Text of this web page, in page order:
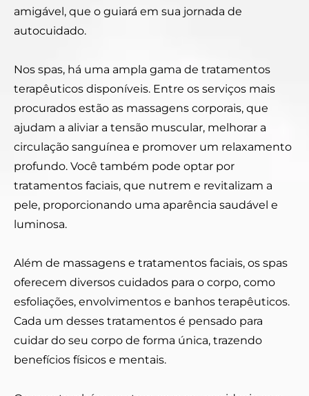
amigável, que o guiará em sua jornada de
autocuidado.
Nos spas, há uma ampla gama de tratamentos
terapêuticos disponíveis. Entre os serviços mais
procurados estão as massagens corporais, que
ajudam a aliviar a tensão muscular, melhorar a
circulação sanguínea e promover um relaxamento
profundo. Você também pode optar por
tratamentos faciais, que nutrem e revitalizam a
pele, proporcionando uma aparência saudável e
luminosa.
Além de massagens e tratamentos faciais, os spas
oferecem diversos cuidados para o corpo, como
esfoliações, envolvimentos e banhos terapêuticos.
Cada um desses tratamentos é pensado para
cuidar do seu corpo de forma única, trazendo
benefícios físicos e mentais.